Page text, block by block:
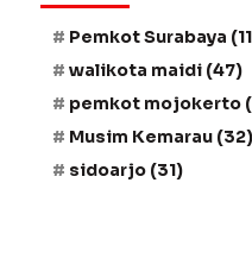
Pemkot Surabaya
walikota maidi (47)
pemkot mojokerto
Musim Kemarau (32)
sidoarjo (31)